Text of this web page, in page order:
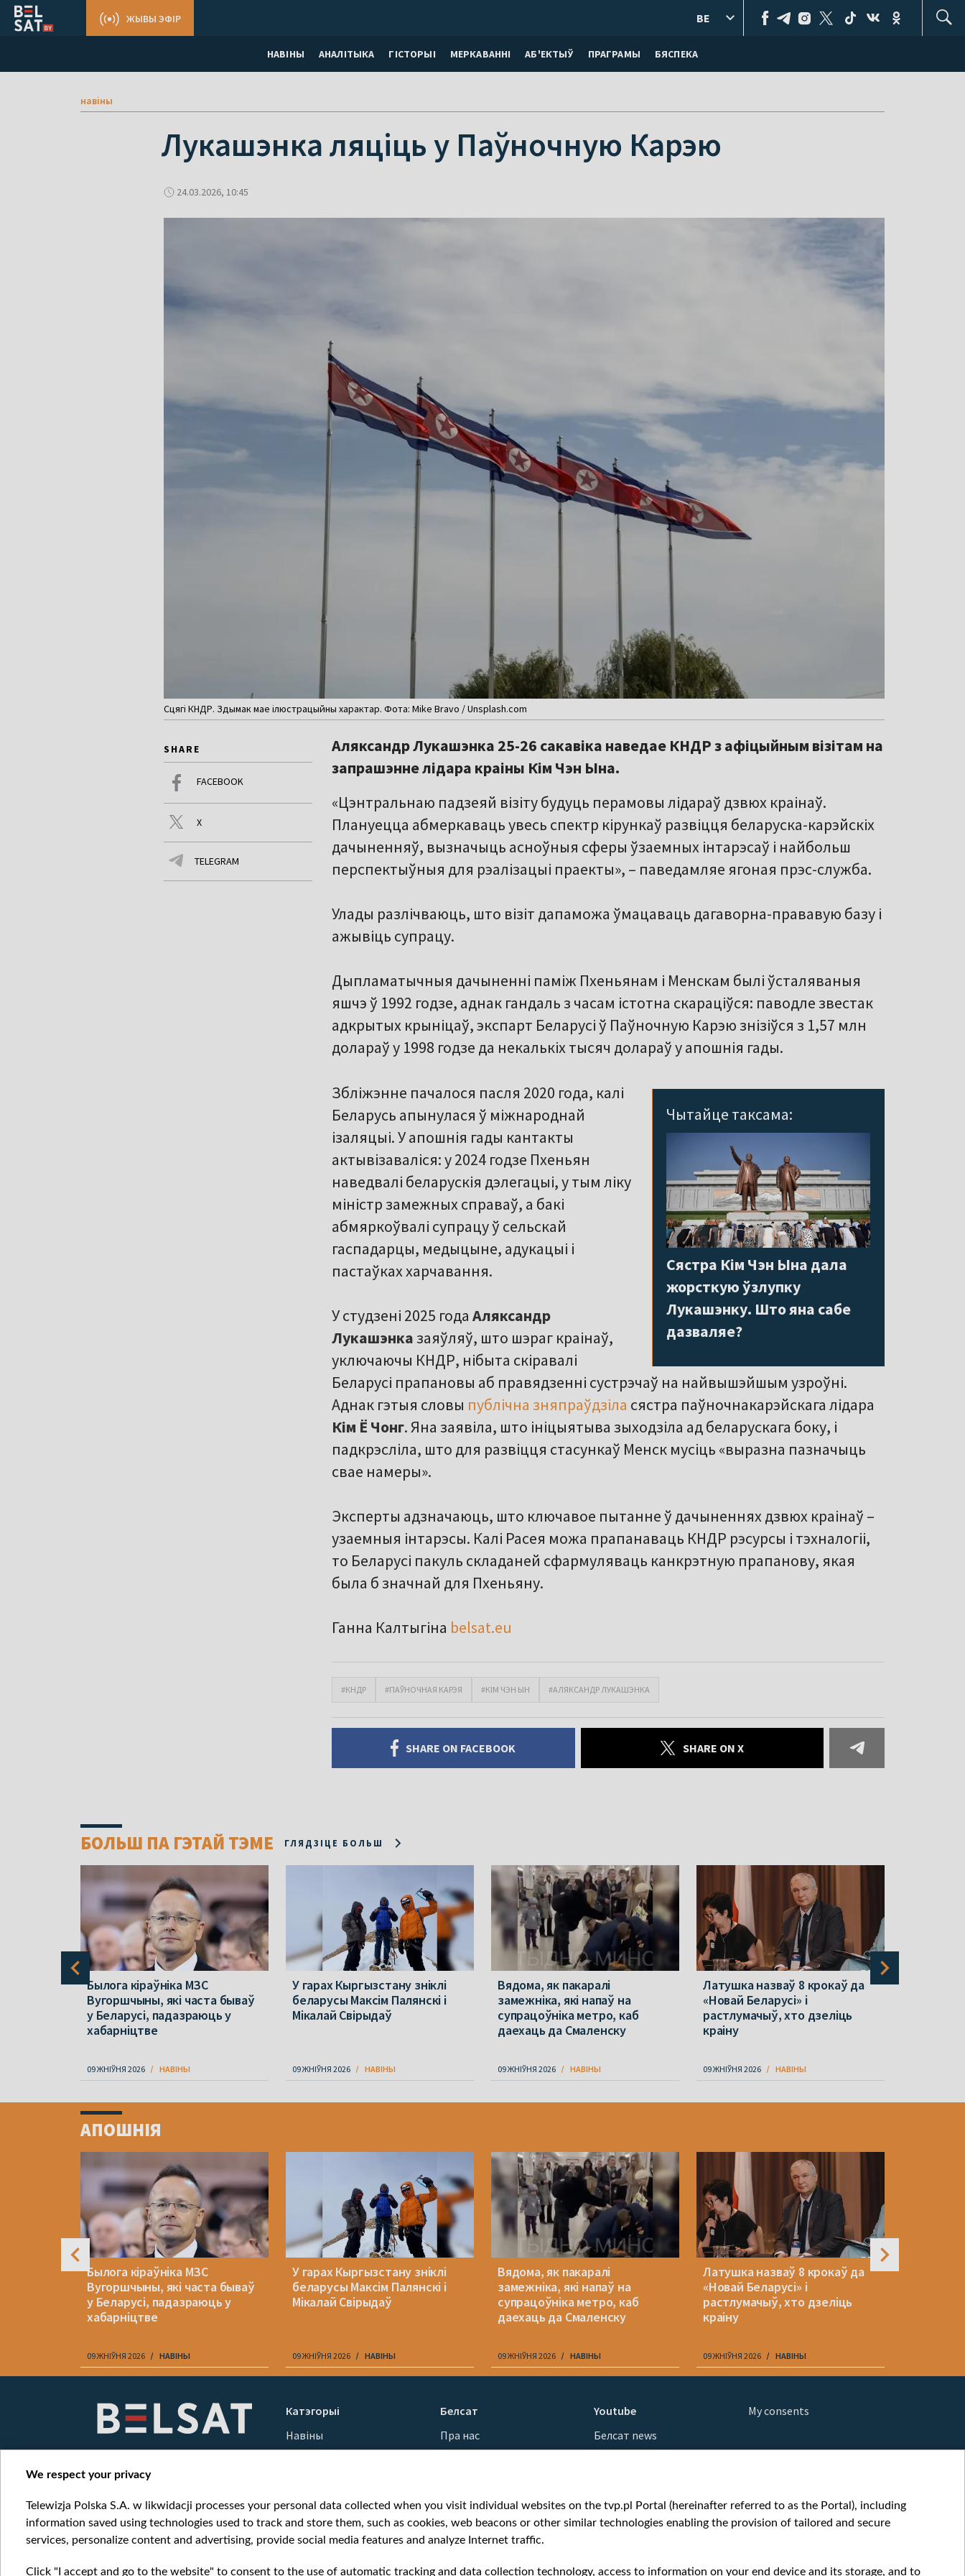
НАВІНЫ АНАЛІТЫКА ГІСТОРЫІ МЕРКАВАННI АБ'ЕКТЫЎ ПРАГРАМЫ БЯСПЕКА
ЖЫВЫ ЭФІР BE
навіны
Лукашэнка ляціць у Паўночную Карэю
24.03.2026, 10:45
Сцягі КНДР. Здымак мае ілюстрацыйны характар. Фота: Mike Bravo / Unsplash.com
SHARE
FACEBOOK
X
TELEGRAM
Аляксандр Лукашэнка 25-26 сакавіка наведае КНДР з афіцыйным візітам на
запрашэнне лідара краіны Кім Чэн Ына.
«Цэнтральнаю падзеяй візіту будуць перамовы лідараў дзвюх краінаў.
Плануецца абмеркаваць увесь спектр кірункаў развіцця беларуска-карэйскіх
дачыненняў, вызначыць асноўныя сферы ўзаемных інтарэсаў і найбольш
перспектыўныя для рэалізацыі праекты», – паведамляе ягоная прэс-служба.
Улады разлічваюць, што візіт дапаможа ўмацаваць дагаворна-прававую базу і
ажывіць супрацу.
Дыпламатычныя дачыненні паміж Пхеньянам і Менскам былі ўсталяваныя
яшчэ ў 1992 годзе, аднак гандаль з часам істотна скараціўся: паводле звестак
адкрытых крыніцаў, экспарт Беларусі ў Паўночную Карэю знізіўся з 1,57 млн
долараў у 1998 годзе да некалькіх тысяч долараў у апошнія гады.
Чытайце таксама:
Сястра Кім Чэн Ына дала
жорсткую ўзлупку
Лукашэнку. Што яна сабе
дазваляе?
Збліжэнне пачалося пасля 2020 года, калі
Беларусь апынулася ў міжнароднай
ізаляцыі. У апошнія гады кантакты
актывізаваліся: у 2024 годзе Пхеньян
наведвалі беларускія дэлегацыі, у тым ліку
міністр замежных справаў, а бакі
абмяркоўвалі супрацу ў сельскай
гаспадарцы, медыцыне, адукацыі і
пастаўках харчавання.
У студзені 2025 года Аляксандр
Лукашэнказаяўляў, што шэраг краінаў,
уключаючы КНДР, нібыта скіравалі
Беларусі прапановы аб правядзенні сустрэчаў на найвышэйшым узроўні.
Аднак гэтыя словы публічна зняпраўдзіла сястра паўночнакарэйскага лідара
Кім Ё Чонг. Яна заявіла, што ініцыятыва зыходзіла ад беларускага боку, і
падкрэсліла, што для развіцця стасункаў Менск мусіць «выразна пазначыць
свае намеры».
Эксперты адзначаюць, што ключавое пытанне ў дачыненнях дзвюх краінаў –
узаемныя інтарэсы. Калі Расея можа прапанаваць КНДР рэсурсы і тэхналогіі,
то Беларусі пакуль складаней сфармуляваць канкрэтную прапанову, якая
была б значнай для Пхеньяну.
Ганна Калтыгіна belsat.eu
#КНДР #ПАЎНОЧНАЯ КАРЭЯ #КІМ ЧЭН ЫН #АЛЯКСАНДР ЛУКАШЭНКА
SHARE ON FACEBOOK SHARE ON X
БОЛЬШ ПА ГЭТАЙ ТЭМЕ ГЛЯДЗІЦЕ БОЛЬШ
Былога кіраўніка МЗС
Вугоршчыны, які часта бываў
у Беларусі, падазраюць у
хабарніцтве
09 ЖНІЎНЯ 2026 НАВІНЫ
У гарах Кыргызстану зніклі
беларусы Максім Палянскі і
Мікалай Свірыдаў
09 ЖНІЎНЯ 2026 НАВІНЫ
Вядома, як пакаралі
замежніка, які напаў на
супрацоўніка метро, каб
даехаць да Смаленску
09 ЖНІЎНЯ 2026 НАВІНЫ
Латушка назваў 8 крокаў да
«Новай Беларусі» і
растлумачыў, хто дзеліць
краіну
09 ЖНІЎНЯ 2026 НАВІНЫ
ofАПОШНІЯ
Былога кіраўніка МЗС
Вугоршчыны, які часта бываў
у Беларусі, падазраюць у
хабарніцтве
09 ЖНІЎНЯ 2026 НАВІНЫ
У гарах Кыргызстану зніклі
беларусы Максім Палянскі і
Мікалай Свірыдаў
09 ЖНІЎНЯ 2026 НАВІНЫ
Вядома, як пакаралі
замежніка, які напаў на
супрацоўніка метро, каб
даехаць да Смаленску
09 ЖНІЎНЯ 2026 НАВІНЫ
Латушка назваў 8 крокаў да
«Новай Беларусі» і
растлумачыў, хто дзеліць
краіну
09 ЖНІЎНЯ 2026 НАВІНЫ
Катэгорыі
Навіны
Вайна
Белсат
Пра нас
Кантакты
Як нас глядзець
Узнагароды
Міжнародная супраца
Ціск з боку ўладаў
Youtube
Белсат news
Белсат Shorts
Belsat English
Biełsat PL
Белсат History
My consents
We respect your privacy
Telewizja Polska S.A. w likwidacji processes your personal data collected when you visit individual websites on the tvp.pl Portal (hereinafter referred to as the Portal), including
information saved using technologies used to track and store them, such as cookies, web beacons or other similar technologies enabling the provision of tailored and secure
services, personalize content and advertising, provide social media features and analyze Internet traffic.
Click "I accept and go to the website" to consent to the use of automatic tracking and data collection technology, access to information on your end device and its storage, and to